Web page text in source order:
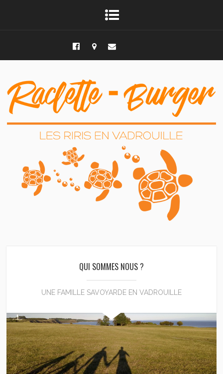
QUI SOMMES NOUS ?
UNE FAMILLE SAVOYARDE EN VADROUILLE